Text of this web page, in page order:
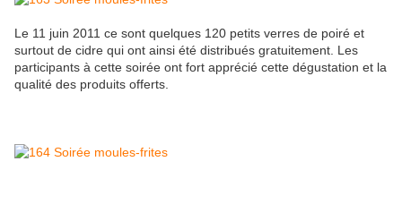
Le 11 juin 2011 ce sont quelques 120 petits verres de poiré et
surtout de cidre qui ont ainsi été distribués gratuitement. Les
participants à cette soirée ont fort apprécié cette dégustation et la
qualité des produits offerts.